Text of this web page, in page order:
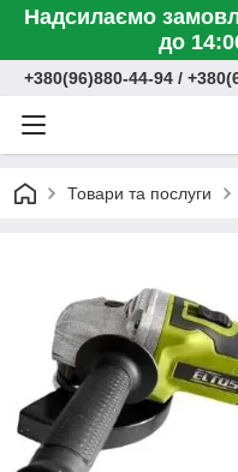
Надсилаємо
до
+380(96)880-44-94 /
Товари та послуги